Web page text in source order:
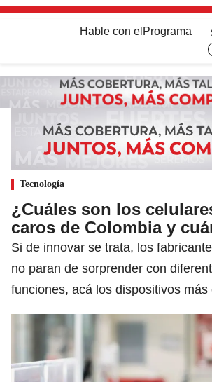
Hable con el Programa
Tecnología
¿Cuáles son los
caros de Colombia y
Si de innovar se trata, los
no paran de sorprender con
funciones, acá los dispositivos más